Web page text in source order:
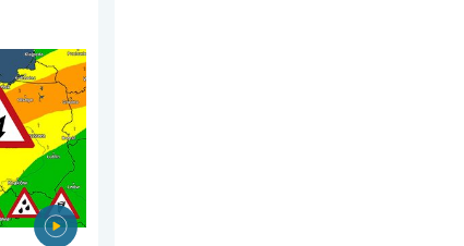
20 czerwca 2026
Ostrzeżenie pogodowe. . . sobota, 1 sierpnia 2026